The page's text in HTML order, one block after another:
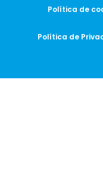
Política de
Política de